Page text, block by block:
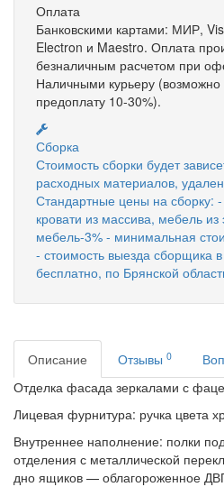
Оплата
Банковскими картами: МИР,
Electron и Maestro. Оплата
безналичным расчетом при
Наличными курьеру (возможно
предоплату 10-30%).
Сборка
Стоимость сборки будет
расходных материалов,
Стандартные цены на сборку:
кровати из массива, мебель
мебель-3% - минимальная
- стоимость выезда сборщика
бесплатно, по Брянской
Описание Отзывы 0
Отделка фасада зеркалами с
Лицевая фурнитура: ручка цвета
Внутреннее наполнение: полки
отделения с металлической
дно ящиков — облагороженное